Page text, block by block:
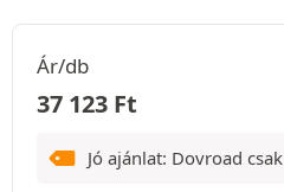
Ár/db
37 123 Ft
Jó ajánlat: Dovroad csak